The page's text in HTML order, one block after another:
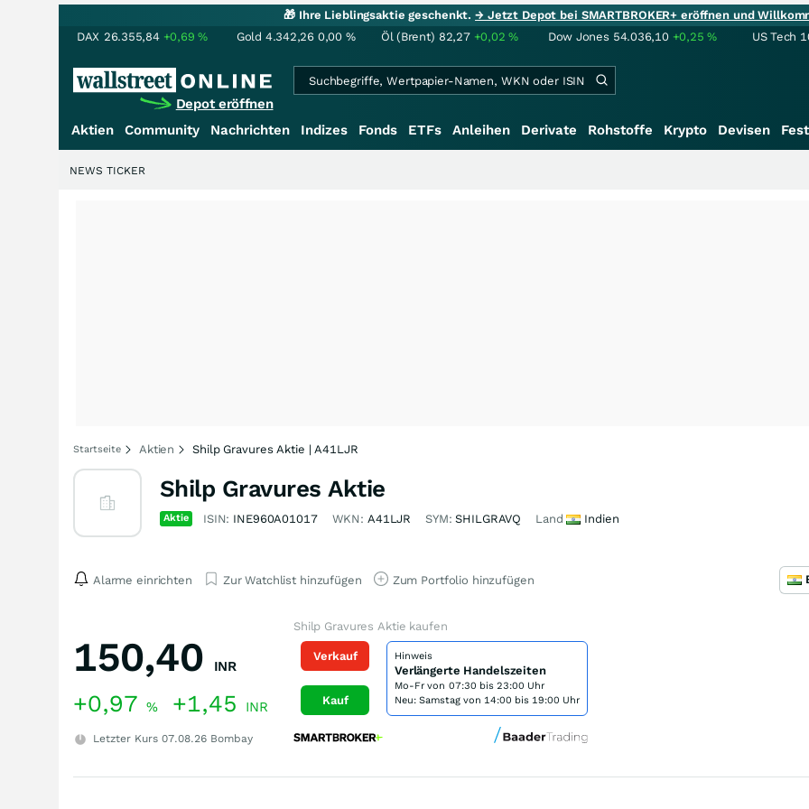
🎁 Ihre Lieblingsaktie geschenkt.→ Jetzt Depot bei SMARTBROKER+ eröffnen und
DAX 26.355,84 +0,69% Gold 4.342,26 0,00 % Öl (Brent) 82,27 +0,02% Dow Jones 54.036,10 +0,25% US Tech
Depot eröffnen
Aktien Community Nachrichten Indizes Fonds ETFs Anleihen Derivate Rohstoffe Krypto Devisen
NEWS TICKER
Startseite Aktien Shilp Gravures Aktie | A41LJR
Shilp Gravures Aktie
Aktie ISIN: INE960A01017 WKN: A41LJR SYM:SHILGRAVQ Land Indien
Alarme einrichten Zur Watchlist hinzufügen Zum Portfolio hinzufügen
150,40 INR
+0,97 % +1,45 INR
Letzter Kurs 07.08.26 Bombay
Shilp Gravures Aktie kaufen
Verkauf
Kauf
Hinweis
Verlängerte Handelszeiten
Mo-Fr von 07:30 bis 23:00 Uhr
Neu: Samstag von 14:00 bis 19:00 Uhr